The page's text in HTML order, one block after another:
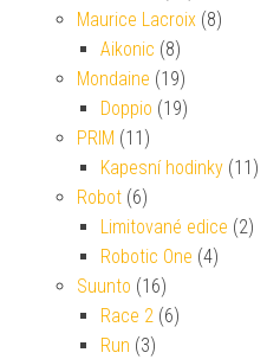
Maurice Lacroix (8)
Aikonic (8)
Mondaine (19)
Doppio (19)
PRIM (11)
Kapesní hodinky (11)
Robot (6)
Limitované edice (2)
Robotic One (4)
Suunto (16)
Race 2 (6)
Run (3)